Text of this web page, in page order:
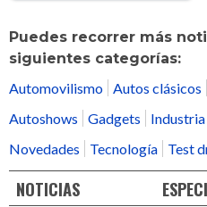
Puedes recorrer más
siguientes categorías:
Automovilismo Autos clásicos
Autoshows
Gadgets Industria
Novedades
Tecnología Test
NOTICIAS